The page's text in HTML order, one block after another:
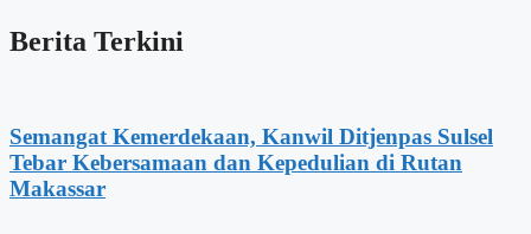
Berita Terkini
Semangat Kemerdekaan, Kanwil Ditjenpas Sulsel
Tebar Kebersamaan dan Kepedulian di Rutan
Makassar